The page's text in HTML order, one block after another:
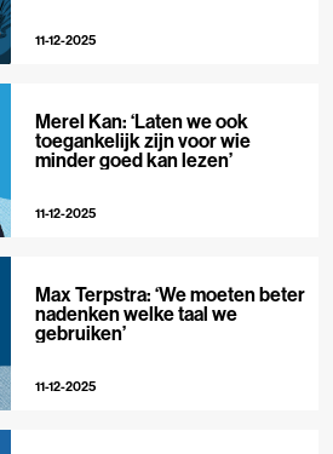
11-12-2025
Merel Kan: ‘Laten we ook
toegankelijk zijn voor wie
minder goed kan lezen’
11-12-2025
Max Terpstra: ‘We moeten beter
nadenken welke taal we
gebruiken’
11-12-2025